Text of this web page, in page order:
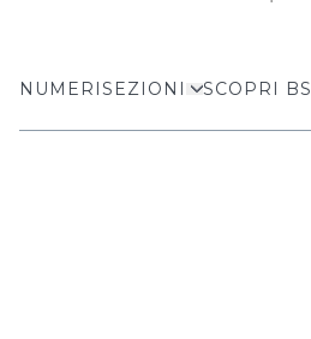
NUMERISEZIONI SCOPRI BS